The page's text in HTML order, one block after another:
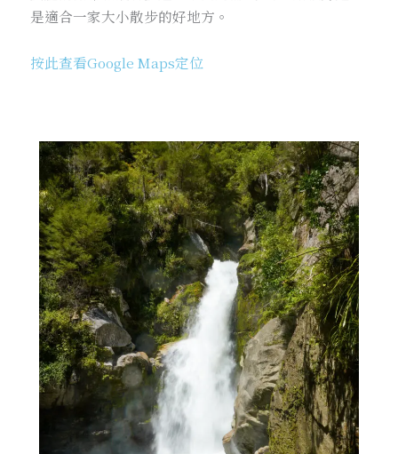
是適合一家大小散步的好地方。
按此查看Google Maps定位